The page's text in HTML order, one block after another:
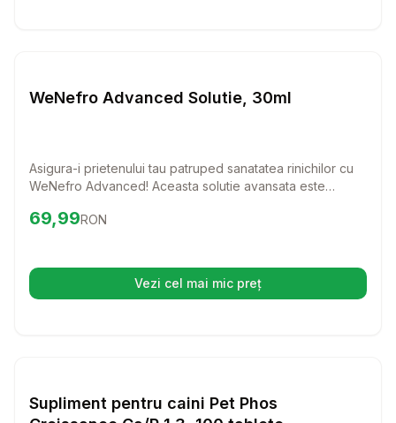
Vitamine & Suplimente Caini
WeNefro Advanced Solutie, 30ml
Asigura-i prietenului tau patruped sanatatea rinichilor cu
WeNefro Advanced! Aceasta solutie avansata este
ideala pentru caini si pisici cu probleme de sanatate in
Preț:69.99
69,99RON
Vezi cel mai mic preț(se deschide într-o filă nouă)
Vitamine & Suplimente Caini
Supliment pentru caini Pet Phos